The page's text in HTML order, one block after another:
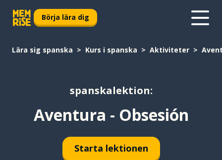
Börja lära dig
Lära sig spanska Kurs i spanska Aktiviteter
spanskalektion:
Aventura - Obsesión
Starta lektionen